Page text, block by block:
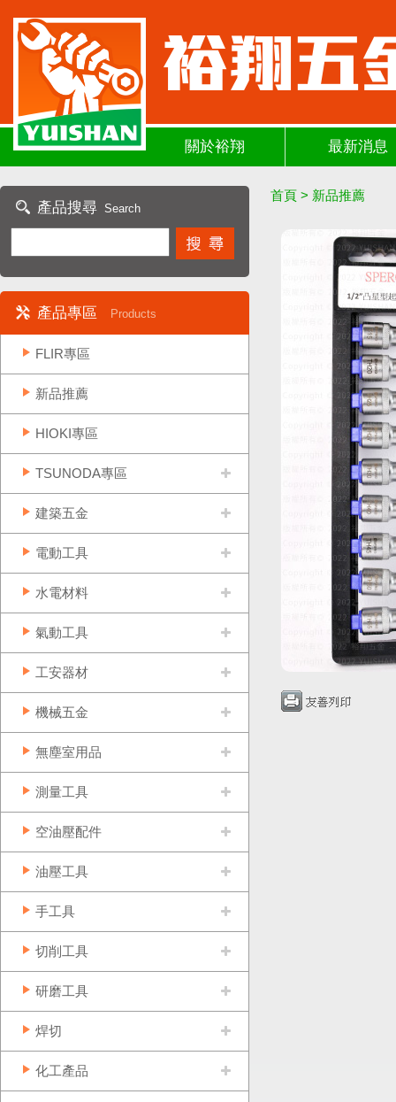
關於裕翔 最新消息
產品搜尋 Search
產品專區 Products
FLIR專區
新品推薦
HIOKI專區
TSUNODA專區
建築五金
電動工具
水電材料
氣動工具
工安器材
機械五金
無塵室用品
測量工具
空油壓配件
油壓工具
手工具
切削工具
研磨工具
焊切
化工產品
首頁 > 新品推薦